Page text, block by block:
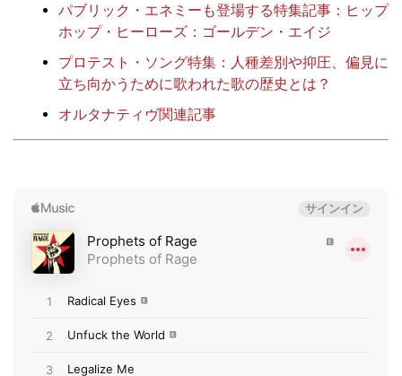
パブリック・エネミーも登場する特集記事：ヒップ
ホップ・ヒーローズ：ゴールデン・エイジ
プロテスト・ソング特集：人種差別や抑圧、偏見に
立ち向かうために歌われた歌の歴史とは？
オルタナティヴ関連記事